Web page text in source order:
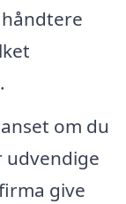
om du
udvendige
give